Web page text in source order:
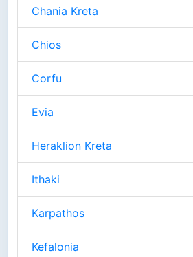
Chania Kreta
Chios
Corfu
Evia
Heraklion Kreta
Ithaki
Karpathos
Kefalonia